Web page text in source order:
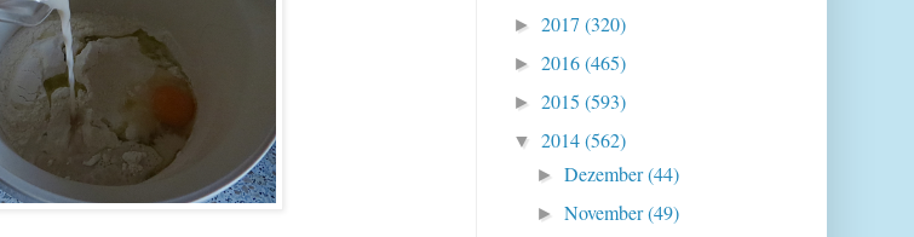
► 2017 (320)
► 2016(465)
► 2015 (593)
▼ 2014(562)
►Dezember(44)
►November(49)